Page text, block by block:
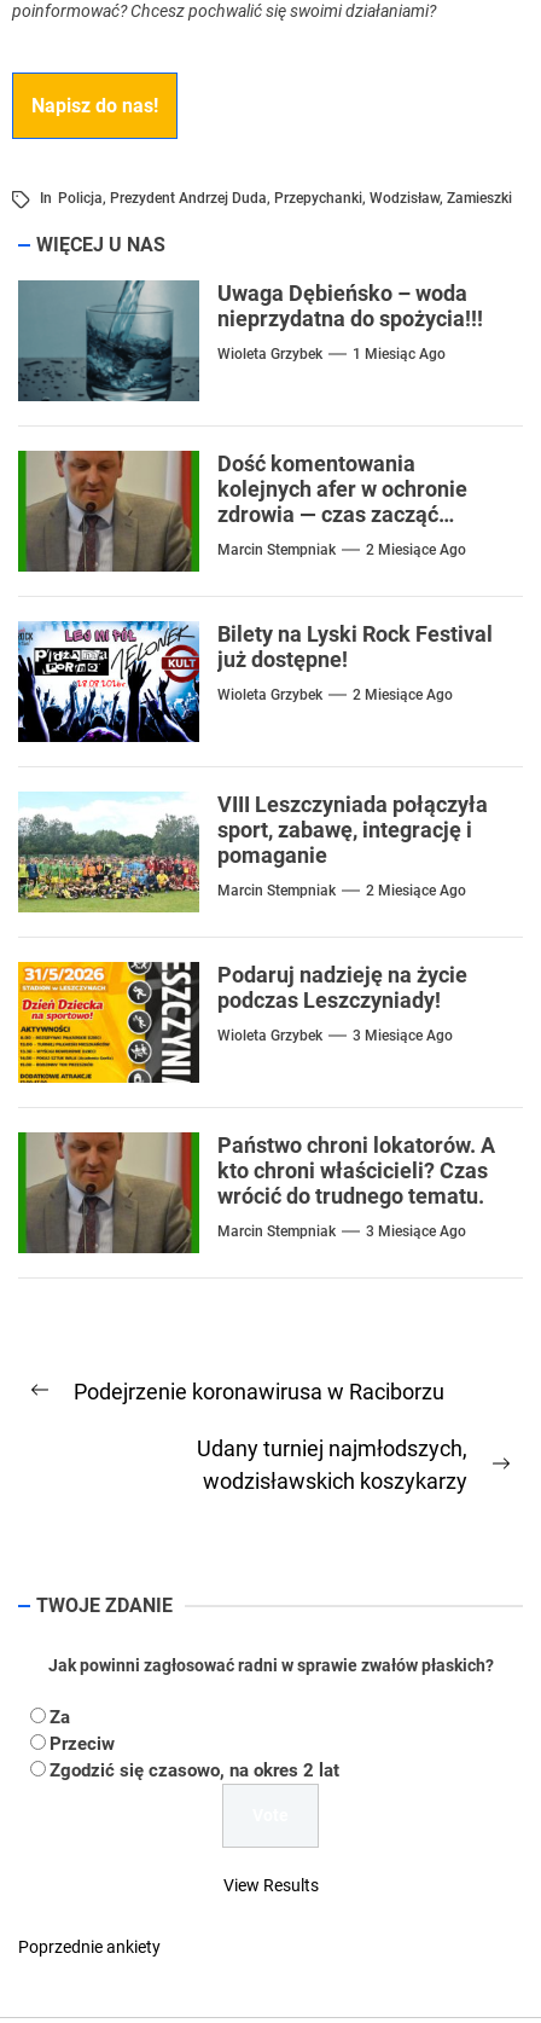
poinformować? Chcesz pochwalić się swoimi działaniami?
Napisz do nas!
In Policja, Prezydent Andrzej Duda, Przepychanki, Wodzisław, Zamieszki
WIĘCEJ U NAS
Uwaga Dębieńsko – woda
nieprzydatna do spożycia!!!
Wioleta Grzybek 1 Miesiąc Ago
Dość komentowania
kolejnych afer w ochronie
zdrowia — czas zacząć
mówić o rozwiązaniach
Marcin Stempniak 2 Miesiące Ago
Bilety na Lyski Rock Festival
już dostępne!
Wioleta Grzybek 2 Miesiące Ago
VIII Leszczyniada połączyła
sport, zabawę, integrację i
pomaganie
Marcin Stempniak 2 Miesiące Ago
Podaruj nadzieję na życie
podczas Leszczyniady!
Wioleta Grzybek 3 Miesiące Ago
Państwo chroni lokatorów. A
kto chroni właścicieli? Czas
wrócić do trudnego tematu.
Marcin Stempniak 3 Miesiące Ago
wpisu
Previous
Podejrzenie koronawirusa w Raciborzu
Udany turniej najmłodszych,
wodzisławskich koszykarzy
TWOJE ZDANIE
Jak powinni zagłosować radni w sprawie zwałów płaskich?
Za
Przeciw
Zgodzić się czasowo, na okres 2 lat
View Results
Poprzednie ankiety